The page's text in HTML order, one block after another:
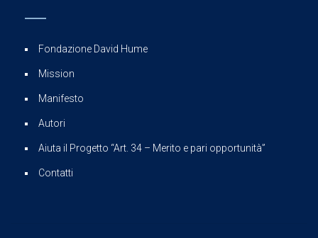
Fondazione David Hume
Mission
Manifesto
Autori
Aiuta il Progetto “Art. 34 – Merito e pari opportunità”
Contatti